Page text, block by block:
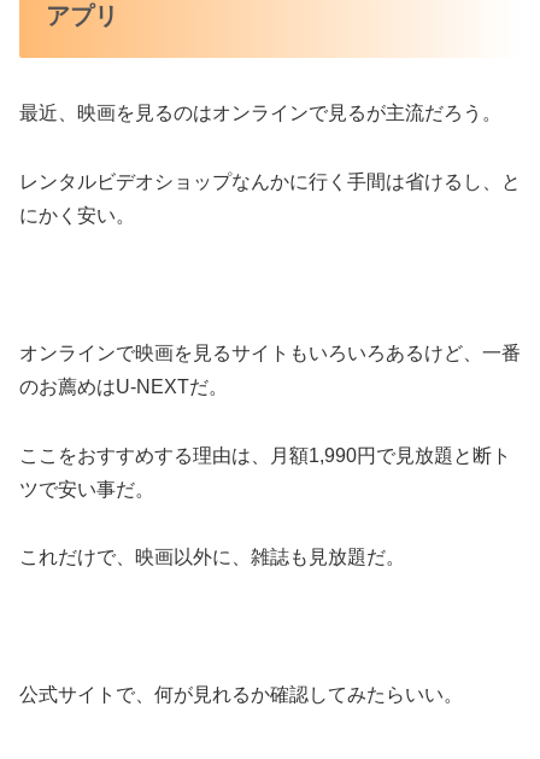
アプリ
最近、映画を見るのはオンラインで見るが主流だろう。
レンタルビデオショップなんかに行く手間は省けるし、と
にかく安い。
オンラインで映画を見るサイトもいろいろあるけど、一番
のお薦めはU-NEXTだ。
ここをおすすめする理由は、月額1,990円で見放題と断ト
ツで安い事だ。
これだけで、映画以外に、雑誌も見放題だ。
公式サイトで、何が見れるか確認してみたらいい。